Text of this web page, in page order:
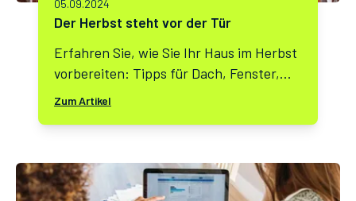
05.09.2024
Der Herbst steht vor der Tür
Erfahren Sie, wie Sie Ihr Haus im Herbst
vorbereiten: Tipps für Dach, Fenster,
Heizung und mehr, um Ihre Immobilie
Zum Artikel